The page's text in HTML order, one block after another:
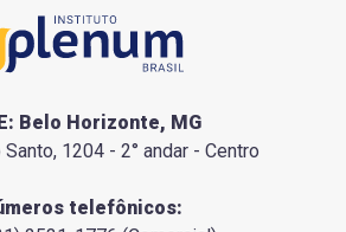
Belo Horizonte, MG
1204 - 2° andar - Centro
telefônicos: